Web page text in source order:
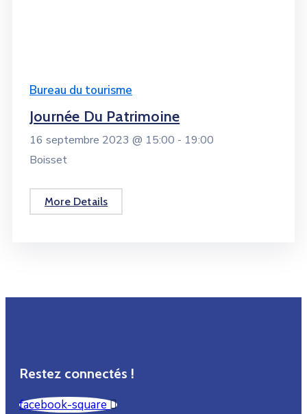
Bureau du tourisme
Journée Du Patrimoine
16 septembre 2023 @ 15:00 - 19:00
Boisset
More Details
Restez connectés !
facebook-square